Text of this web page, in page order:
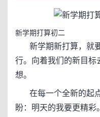
新学期打算初二
新学期新打算，就要
行。向着我们的新目标
想。
在每一个全新的起点
盼：明天的我要更精